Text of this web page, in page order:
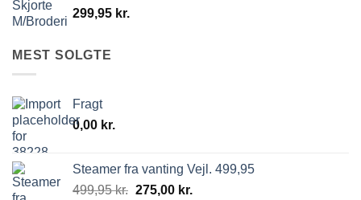
299,95 kr.
MEST SOLGTE
Fragt
0,00 kr.
Steamer fra vanting Vejl. 499,95
499,95kr. 275,00 kr.